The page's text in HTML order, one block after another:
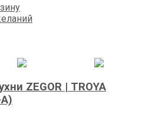
ZEGOR | TROYA